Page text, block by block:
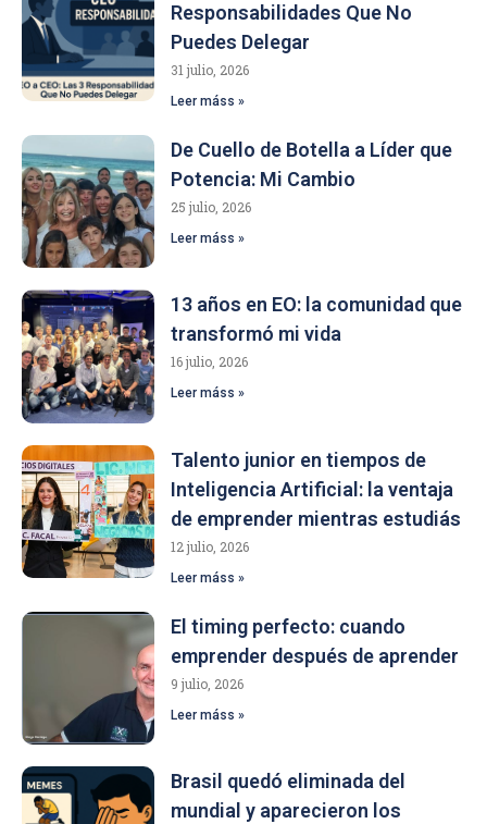
Responsabilidades Que No
Puedes Delegar
31 julio, 2026
Leer máss »
De Cuello de Botella a Líder que
Potencia: Mi Cambio
25 julio, 2026
Leer máss »
13 años en EO: la comunidad que
transformó mi vida
16 julio, 2026
Leer máss »
Talento junior en tiempos de
Inteligencia Artificial: la ventaja
de emprender mientras estudiás
12 julio, 2026
Leer máss »
El timing perfecto: cuando
emprender después de aprender
9 julio, 2026
Leer máss »
Brasil quedó eliminada del
mundial y aparecieron los